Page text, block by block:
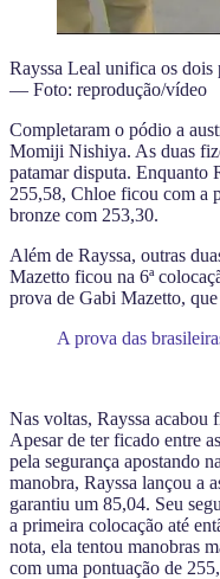
Rayssa Leal unifica os
— Foto: reprodução/vídeo
Completaram o pódio a
Momiji Nishiya. As duas
patamar disputa. Enquanto
255,58, Chloe ficou com a
bronze com 253,30.
Além de Rayssa, outras
Mazetto ficou na 6ª
prova de Gabi Mazetto,
A prova das
Nas voltas, Rayssa acabou
Apesar de ter ficado entre
pela segurança apostando
manobra, Rayssa lançou a
garantiu um 85,04. Seu
a primeira colocação até
nota, ela tentou manobras
com uma pontuação de